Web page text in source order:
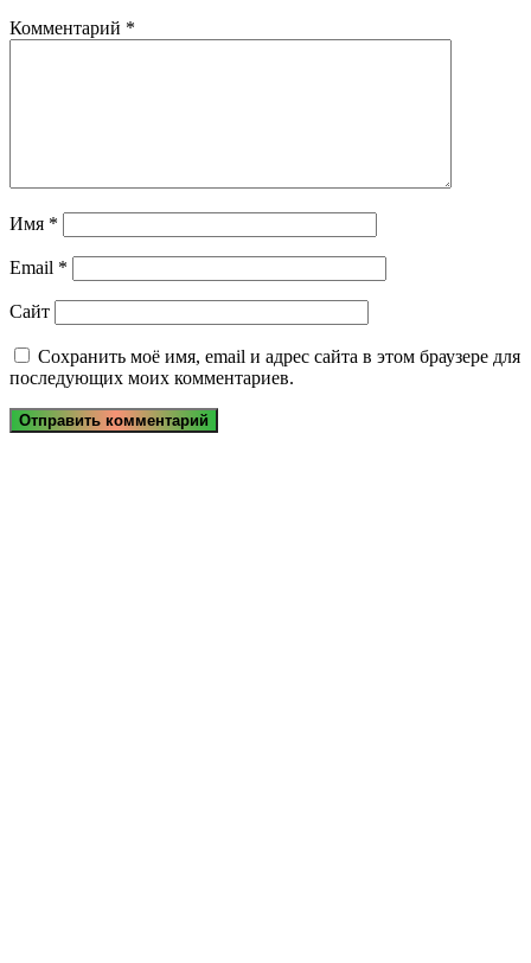
Комментарий *
Имя *
Email *
Сайт
Сохранить моё имя, email и адрес сайта в этом браузере для
последующих моих комментариев.